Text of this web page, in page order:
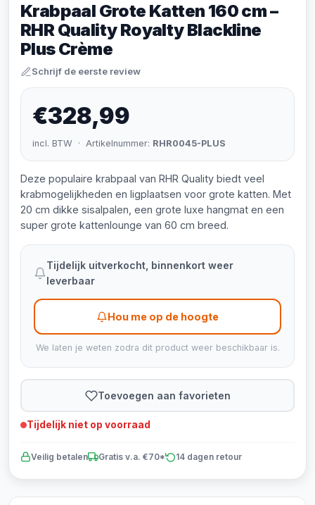
Krabpaal Grote Katten 160 cm –
RHR Quality Royalty Blackline
Plus Crème
Schrijf de eerste review
€328,99
incl. BTW · Artikelnummer: RHR0045-PLUS
Deze populaire krabpaal van RHR Quality biedt veel
krabmogelijkheden en ligplaatsen voor grote katten. Met
20 cm dikke sisalpalen, een grote luxe hangmat en een
super grote kattenlounge van 60 cm breed.
Tijdelijk uitverkocht, binnenkort weer
leverbaar
Hou me op de hoogte
We laten je weten zodra dit product weer beschikbaar is.
Toevoegen aan favorieten
Tijdelijk niet op voorraad
Veilig betalen Gratis v.a. €70* 14 dagen retour